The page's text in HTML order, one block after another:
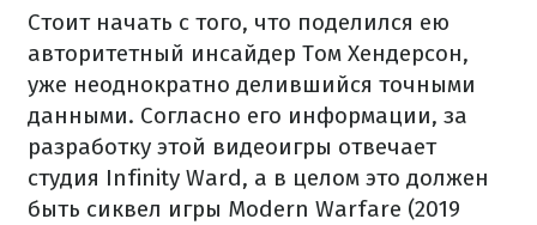
Стоит начать с того, что поделился ею
авторитетный инсайдер Том Хендерсон,
уже неоднократно делившийся точными
данными. Согласно его информации, за
разработку этой видеоигры отвечает
студия Infinity Ward, а в целом это должен
быть сиквел игры Modern Warfare (2019